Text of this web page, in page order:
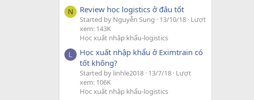
N Review học logistics ở đâu tốt
Started by Nguyễn Sung 13/10/18 Lượt
xem: 143K
Học xuất nhập khẩu-logistics
L
Học xuất nhập khẩu ở Eximtrain có
tốt không?
Started by linhle2018 13/7/18 Lượt
xem: 106K
Học xuất nhập khẩu-logistics